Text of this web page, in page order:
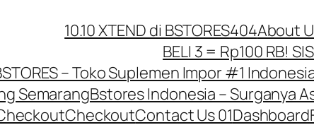
10.10 XTEND di BSTORES404About
BELI 3 = Rp100 RB!
– Toko Suplemen Impor #1
SemarangBstores Indonesia – Surganya
CheckoutContact Us 01Dashboard